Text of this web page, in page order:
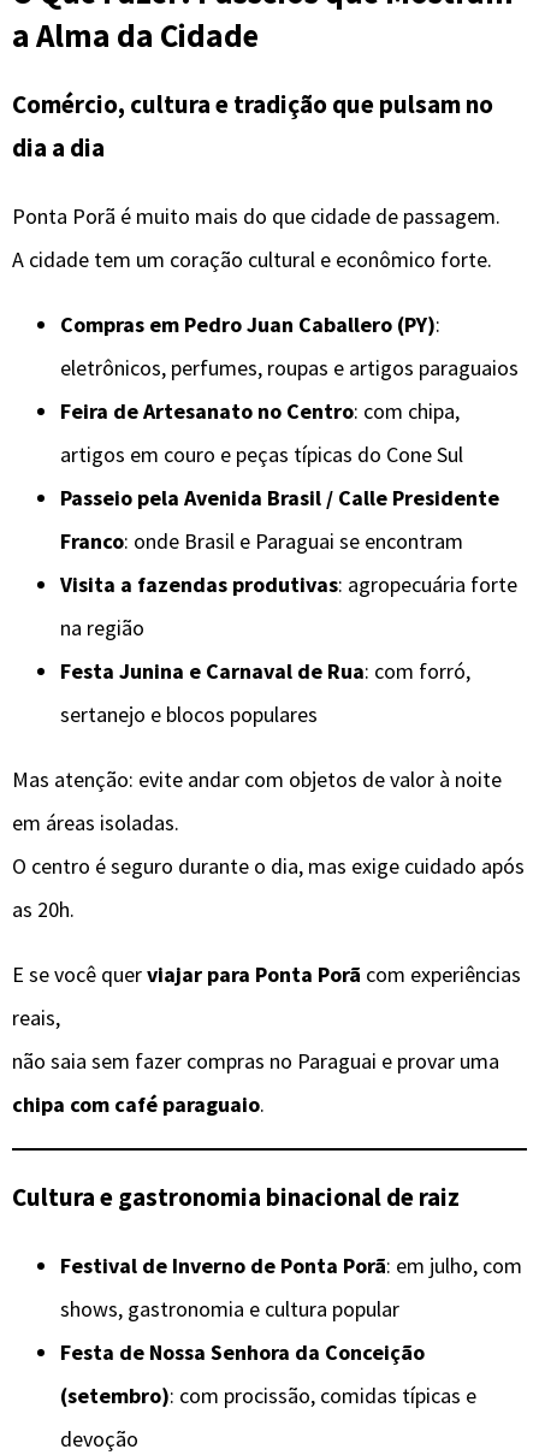
a Alma da Cidade
Comércio, cultura e tradição que pulsam no
dia a dia
Ponta Porã é muito mais do que cidade de passagem.
A cidade tem um coração cultural e econômico forte.
Compras em Pedro Juan Caballero (PY):
eletrônicos, perfumes, roupas e artigos paraguaios
Feira de Artesanato no Centro: com chipa,
artigos em couro e peças típicas do Cone Sul
Passeio pela Avenida Brasil / Calle Presidente
Franco: onde Brasil e Paraguai se encontram
Visita a fazendas produtivas: agropecuária forte
na região
Festa Junina e Carnaval de Rua: com forró,
sertanejo e blocos populares
Mas atenção: evite andar com objetos de valor à noite
em áreas isoladas.
O centro é seguro durante o dia, mas exige cuidado após
as 20h.
E se você querviajar para Ponta Porã com experiências
reais,
não saia sem fazer compras no Paraguai e provar uma
chipa com café paraguaio.
Cultura e gastronomia binacional de raiz
Festival de Inverno de Ponta Porã: em julho, com
shows, gastronomia e cultura popular
Festa de Nossa Senhora da Conceição
(setembro): com procissão, comidas típicas e
devoção